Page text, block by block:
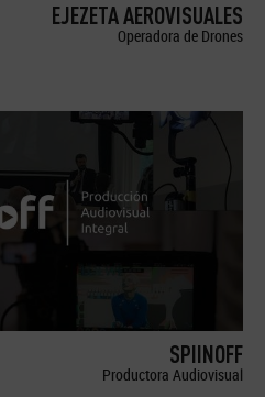
EJEZETA AEROVISUALES
Operadora de Drones
SPIINOFF
Productora Audiovisual